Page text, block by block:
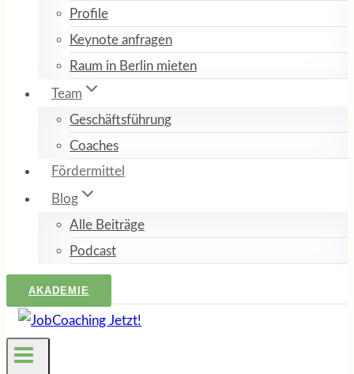
Profile
Keynote anfragen
Raum in Berlin mieten
Team
Geschäftsführung
Coaches
Fördermittel
Blog
Alle Beiträge
Podcast
AKADEMIE